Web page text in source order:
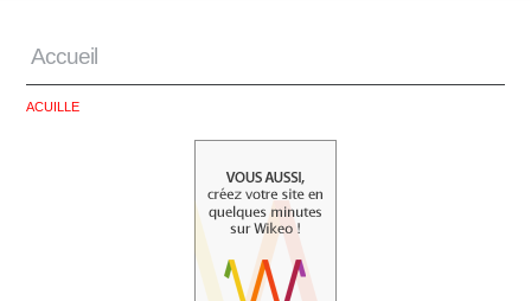
Accueil
ACUILLE